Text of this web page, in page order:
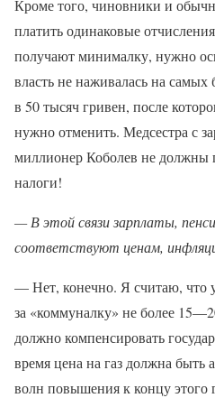
Кроме того, чиновники и
платить одинаковые
получают минималку, нужно
власть не наживалась на
в 50 тысяч гривен, после
нужно отменить. Медсестра с
миллионер Коболев не должны
налоги!
— В этой связи зарплаты,
соответствуют ценам,
— Нет, конечно. Я считаю, что
за «коммуналку» не более
должно компенсировать
время цена на газ должна быть
волн повышения к концу этого